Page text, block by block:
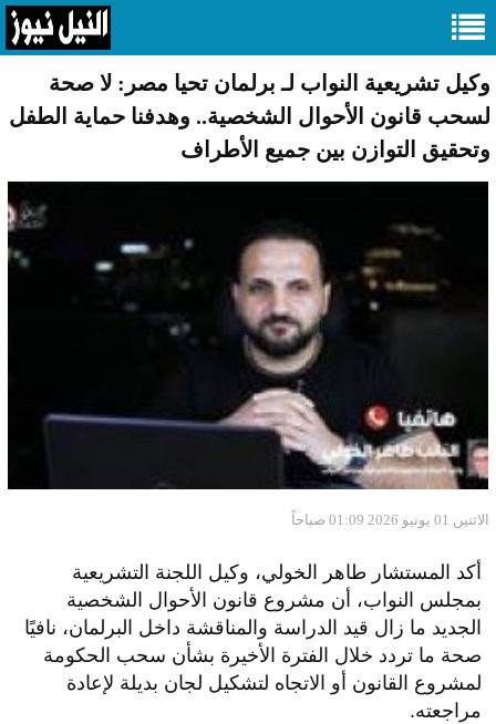
وكيل تشريعية النواب لـ برلمان تحيا مصر: لا صحة
لسحب قانون الأحوال الشخصية.. وهدفنا حماية الطفل
وتحقيق التوازن بين جميع الأطراف
الاثنين 01 يونيو 2026 01:09 صباحاً
أكد المستشار طاهر الخولي، وكيل اللجنة التشريعية
بمجلس النواب، أن مشروع قانون الأحوال الشخصية
الجديد ما زال قيد الدراسة والمناقشة داخل البرلمان، نافيًا
صحة ما تردد خلال الفترة الأخيرة بشأن سحب الحكومة
لمشروع القانون أو الاتجاه لتشكيل لجان بديلة لإعادة
مراجعته.